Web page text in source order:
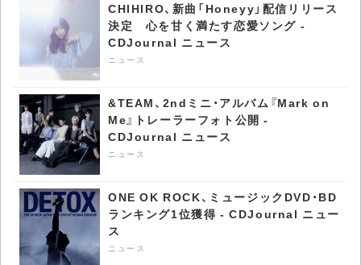
CHIHIRO、新曲「Honeyy」配信リリース
決定 心を甘く満たす恋愛ソング -
CDJournal ニュース
ニュース
&TEAM、2ndミニ・アルバム『Mark on
Me』トレーラーフォト公開 -
CDJournal ニュース
ニュース
ONE OK ROCK、ミュージックDVD・BD
ランキング1位獲得 - CDJournal ニュー
ス
ニュース